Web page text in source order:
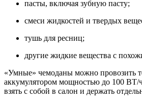
пасты, включая зубную пасту;
смеси жидкостей и твердых
тушь для ресниц;
другие жидкие вещества с
«Умные» чемоданы можно провозить
аккумулятором мощностью до 100 ВТ/
взять с собой в салон и держать